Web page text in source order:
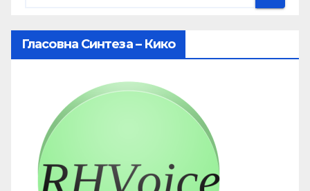
Гласовна Синтеза – Кико